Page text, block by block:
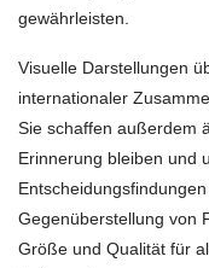
gewährleisten.
Visuelle Darstellungen
internationaler
Sie schaffen außerdem
Erinnerung bleiben und
Gegenüberstellung von
Größe und Qualität für